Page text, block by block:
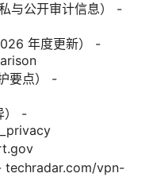
与公开审计信息） -
年度更新） -
要点） -
） -
techradar.com/vpn-